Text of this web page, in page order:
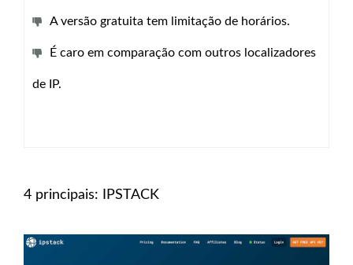
A versão gratuita tem limitação de horários.
É caro em comparação com outros localizadores
de IP.
4 principais: IPSTACK